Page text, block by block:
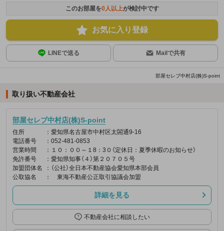
このお部屋を0人以上が検討中です
お気に入り登録
LINEで送る Mailで共有
部屋セレブ中村店(株)S-point
取り扱い不動産会社
部屋セレブ中村店(株)S-point
住所
：愛知県名古屋市中村区太閤通9-16
電話番号
：052-481-0853
営業時間
：１０：００～１8：3０（定休日：夏季休暇のお知らせ）
免許番号
：愛知県知事（４）第２０７０５号
加盟団体名
：（公社）全日本不動産協会愛知県本部会員
公取協名
： 東海不動産公正取引協議会加盟
詳細を見る
不動産会社に相談したい